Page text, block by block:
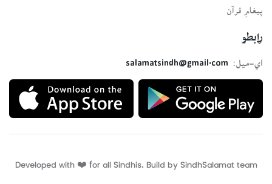
پيغامِ قرآن
رابطو
اي-ميل:
salamatsindh@gmail.com
Developed with ❤️ for all Sindhis. Build by